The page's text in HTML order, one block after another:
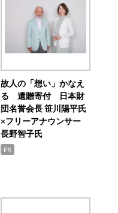
故人の「想い」かなえ
る 遺贈寄付 日本財
団名誉会長 笹川陽平氏
×フリーアナウンサー
長野智子氏
PR